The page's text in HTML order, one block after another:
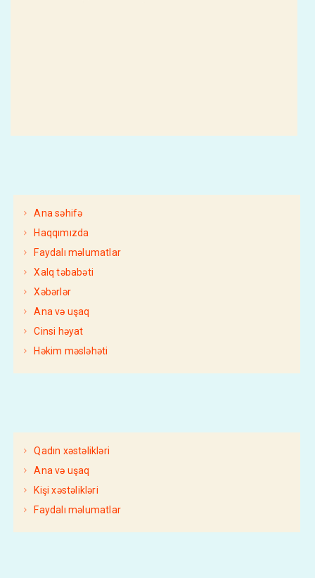
Ana səhifə
Haqqımızda
Faydalı məlumatlar
Xalq təbabəti
Xəbərlər
Ana və uşaq
Cinsi həyat
Həkim məsləhəti
Qadın xəstəlikləri
Ana və uşaq
Kişi xəstəlikləri
Faydalı məlumatlar